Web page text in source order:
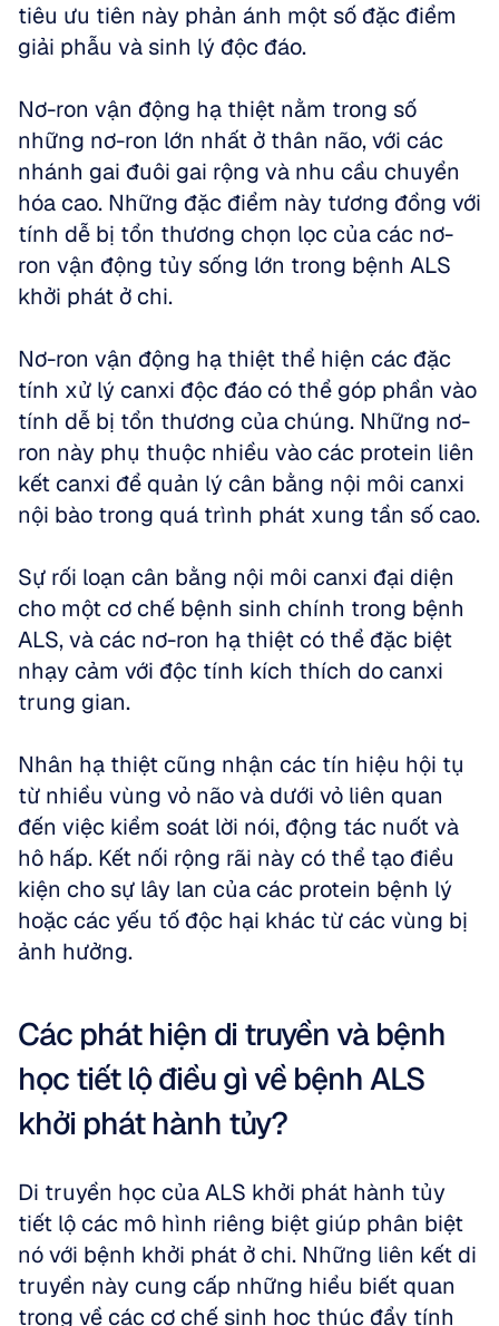
tiêu ưu tiên này phản ánh một số đặc điểm
giải phẫu và sinh lý độc đáo.
Nơ-ron vận động hạ thiệt nằm trong số
những nơ-ron lớn nhất ở thân não, với các
nhánh gai đuôi gai rộng và nhu cầu chuyển
hóa cao. Những đặc điểm này tương đồng với
tính dễ bị tổn thương chọn lọc của các nơ-
ron vận động tủy sống lớn trong bệnh ALS
khởi phát ở chi.
Nơ-ron vận động hạ thiệt thể hiện các đặc
tính xử lý canxi độc đáo có thể góp phần vào
tính dễ bị tổn thương của chúng. Những nơ-
ron này phụ thuộc nhiều vào các protein liên
kết canxi để quản lý cân bằng nội môi canxi
Sự rối loạn cân bằng nội môi canxi đại diện
cho một cơ chế bệnh sinh chính trong bệnh
ALS, và các nơ-ron hạ thiệt có thể đặc biệt
nhạy cảm với độc tính kích thích do canxi
trung gian.
Nhân hạ thiệt cũng nhận các tín hiệu hội tụ
từ nhiều vùng vỏ não và dưới vỏ liên quan
đến việc kiểm soát lời nói, động tác nuốt và
hô hấp. Kết nối rộng rãi này có thể tạo điều
kiện cho sự lây lan của các protein bệnh lý
hoặc các yếu tố độc hại khác từ các vùng bị
ảnh hưởng.
Các phát hiện di truyền và bệnh
học tiết lộ điều gì về bệnh ALS
khởi phát hành tủy?
Di truyền học của ALS khởi phát hành tủy
tiết lộ các mô hình riêng biệt giúp phân biệt
nó với bệnh khởi phát ở chi. Những liên kết di
truyền này cung cấp những hiểu biết quan
trọng về các cơ chế sinh học thúc đẩy tính